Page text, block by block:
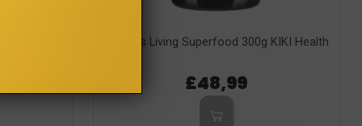
Nature's Living Superfood 300g KIKI Health
£48,99